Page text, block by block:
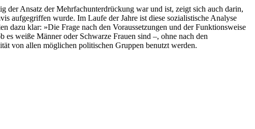
Ansatz der Mehrfachunterdrückung war und ist, zeigt sich auch darin,
aufgegriffen wurde. Im Laufe der Jahre ist diese sozialistische Analyse
klar: »Die Frage nach den Voraussetzungen und der Funktionsweise
weiße Männer oder Schwarze Frauen sind –, ohne nach den
von allen möglichen politischen Gruppen benutzt werden.